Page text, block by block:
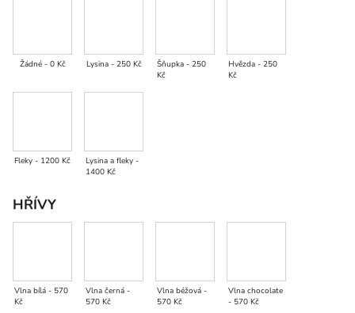
Žádné - 0 Kč Lysina - 250 Kč
Šňupka - 250
Kč
Hvězda - 250
Kč
Fleky - 1200 Kč
Lysina a fleky -
1400 Kč
HŘÍVY
Vlna bílá - 570
Kč
Vlna černá -
570 Kč
Vlna béžová -
570 Kč
Vlna chocolate
- 570 Kč